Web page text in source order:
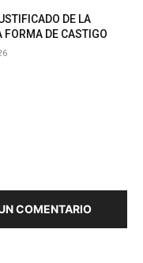
DE LA
DE CASTIGO
COMENTARIO